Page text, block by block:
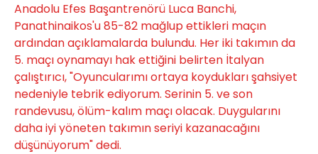
Anadolu Efes Başantrenörü Luca Banchi,
Panathinaikos'u 85-82 mağlup ettikleri maçın
ardından açıklamalarda bulundu. Her iki takımın da
5. maçı oynamayı hak ettiğini belirten İtalyan
çalıştırıcı, "Oyuncularımı ortaya koydukları şahsiyet
nedeniyle tebrik ediyorum. Serinin 5. ve son
randevusu, ölüm-kalım maçı olacak. Duygularını
daha iyi yöneten takımın seriyi kazanacağını
düşünüyorum" dedi.